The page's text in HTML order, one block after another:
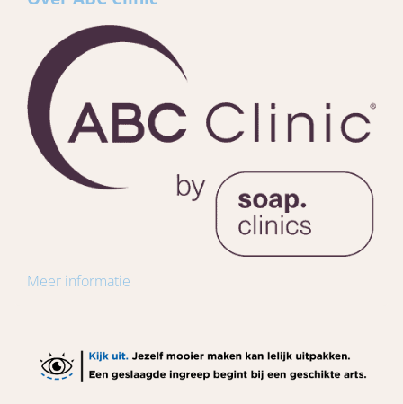
Meer informatie